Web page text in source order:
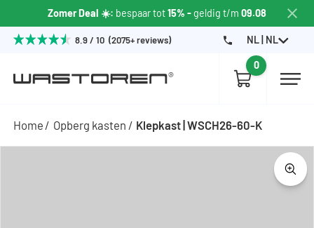
Zomer Deal ☀️: bespaar tot15% -geldig t/m 09.08
8.9 / 10 (2075+ reviews) NL | NL
0
Home Opberg kasten Klepkast | WSCH26-60-K